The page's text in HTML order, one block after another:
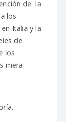
de la
los
Italia y la
de
los
mera